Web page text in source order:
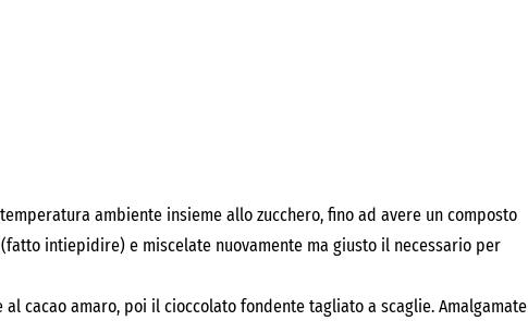
ambiente insieme allo zucchero, fino ad avere un composto
intiepidire) e miscelate nuovamente ma giusto il necessario per
cacao amaro, poi il cioccolato fondente tagliato a scaglie. Amalgamate